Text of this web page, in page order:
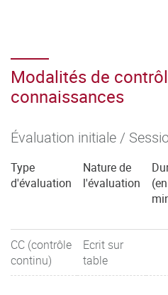
Modalités de
connaissances
Évaluation initiale /
Type
d'évaluation
Nature de
l'évaluation
(en
CC (contrôle
continu)
Ecrit sur
table